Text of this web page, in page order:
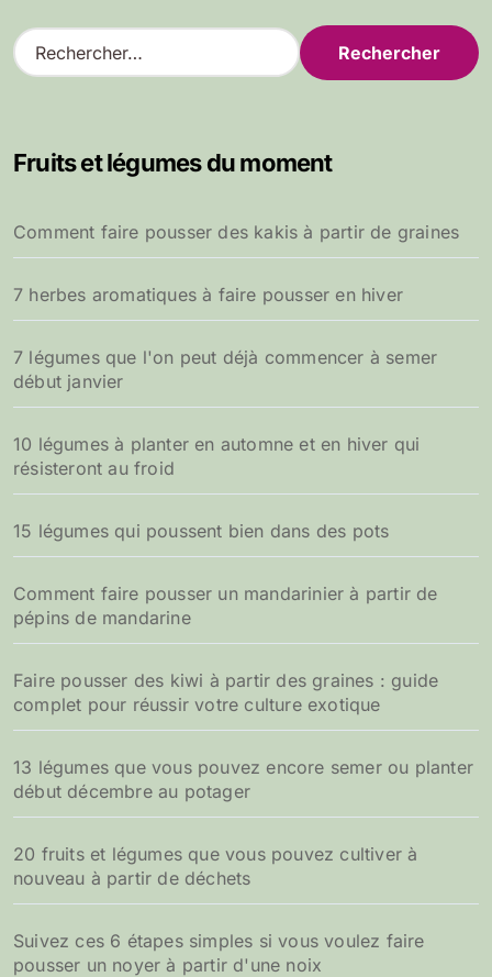
R
e
r
e
r
:
Fruits et légumes du moment
Comment faire pousser des kakis à partir de graines
7 herbes aromatiques à faire pousser en hiver
7 légumes que l'on peut déjà commencer à semer
début janvier
10 légumes à planter en automne et en hiver qui
résisteront au froid
15 légumes qui poussent bien dans des pots
Comment faire pousser un mandarinier à partir de
pépins de mandarine
Faire pousser des kiwi à partir des graines : guide
complet pour réussir votre culture exotique
13 légumes que vous pouvez encore semer ou planter
début décembre au potager
20 fruits et légumes que vous pouvez cultiver à
nouveau à partir de déchets
Suivez ces 6 étapes simples si vous voulez faire
pousser un noyer à partir d'une noix